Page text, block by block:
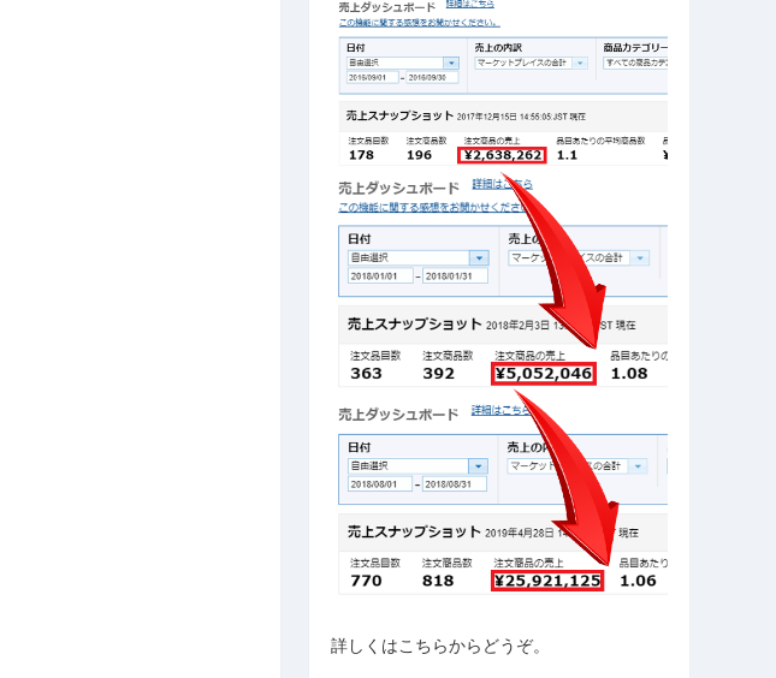
詳しくはこちらからどうぞ。